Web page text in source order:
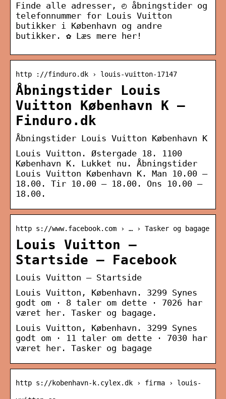
Finde alle adresser, ◴ åbningstider og
telefonnummer for Louis Vuitton
butikker i København og andre
butikker. ✿ Læs mere her!
http ://finduro.dk › louis-vuitton-17147
Åbningstider Louis
Vuitton København K –
Finduro.dk
Åbningstider Louis Vuitton København K
Louis Vuitton. Østergade 18. 1100
København K. Lukket nu. Åbningstider
Louis Vuitton København K. Man 10.00 –
18.00. Tir 10.00 – 18.00. Ons 10.00 –
18.00.
http s://www.facebook.com › … › Tasker og bagage
Louis Vuitton –
Startside – Facebook
Louis Vuitton – Startside
Louis Vuitton, København. 3299 Synes
godt om · 8 taler om dette · 7026 har
været her. Tasker og bagage.
Louis Vuitton, København. 3299 Synes
godt om · 11 taler om dette · 7030 har
været her. Tasker og bagage
http s://kobenhavn-k.cylex.dk › firma › louis-